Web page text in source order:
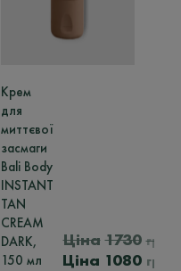
Поточна
Крем
для
миттєвої
засмаги
Bali Body
INSTANT
TAN
CREAM
DARK,
150 мл
1730 грн
Оригінальна
1080 грн